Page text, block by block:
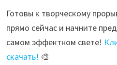
Готовы к творческому
прямо сейчас и начните
самом эффектном свете!
скачать! 🎨